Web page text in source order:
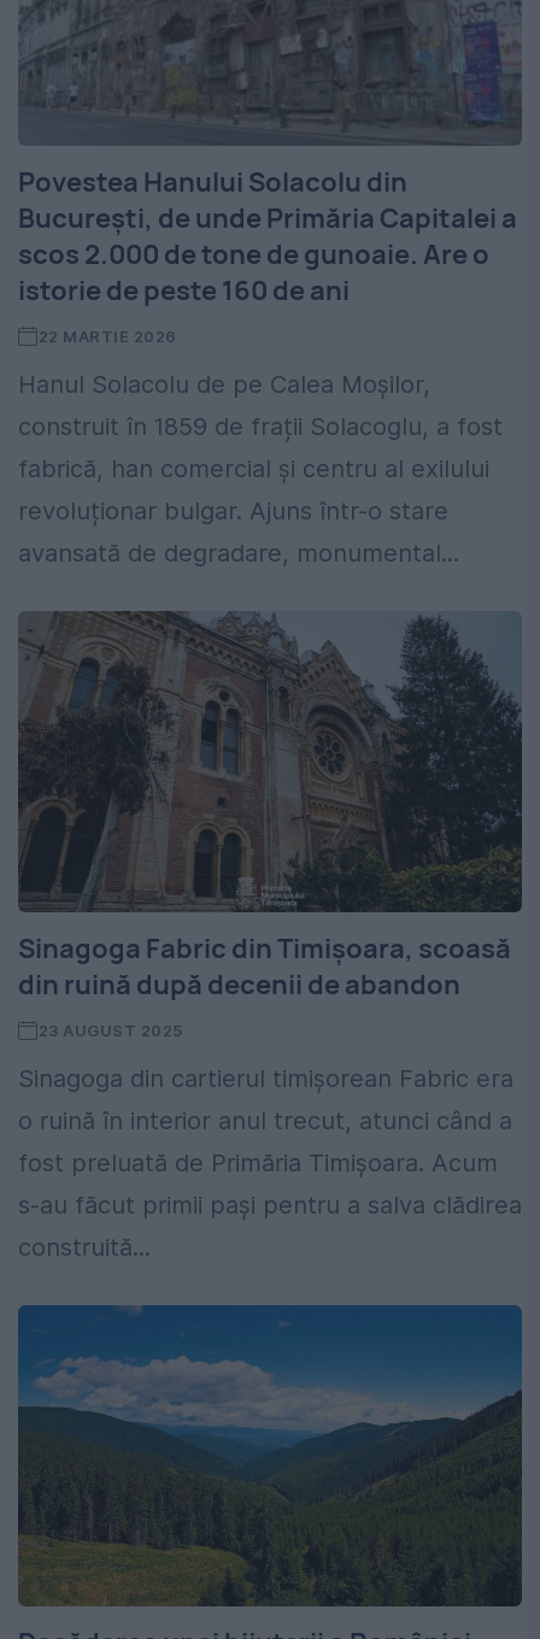
Povestea Hanului Solacolu din
București, de unde Primăria Capitalei a
scos 2.000 de tone de gunoaie. Are o
istorie de peste 160 de ani
22 MARTIE 2026
Hanul Solacolu de pe Calea Moșilor,
construit în 1859 de frații Solacoglu, a fost
fabrică, han comercial și centru al exilului
revoluționar bulgar. Ajuns într-o stare
avansată de degradare, monumental...
Sinagoga Fabric din Timișoara, scoasă
din ruină după decenii de abandon
23 AUGUST 2025
Sinagoga din cartierul timișorean Fabric era
o ruină în interior anul trecut, atunci când a
fost preluată de Primăria Timișoara. Acum
s-au făcut primii pași pentru a salva clădirea
construită...